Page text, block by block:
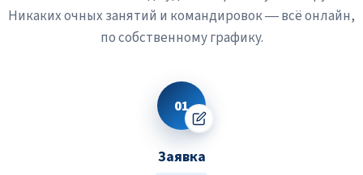
Никаких очных занятий и командировок — всё онлайн,
по собственному графику.
01
Заявка